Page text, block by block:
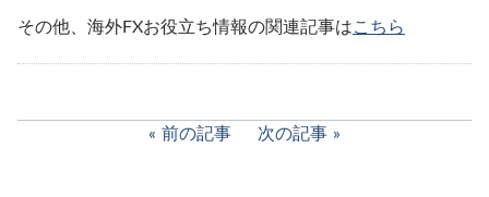
その他、海外FXお役立ち情報の関連記事はこちら
前の記事 次の記事